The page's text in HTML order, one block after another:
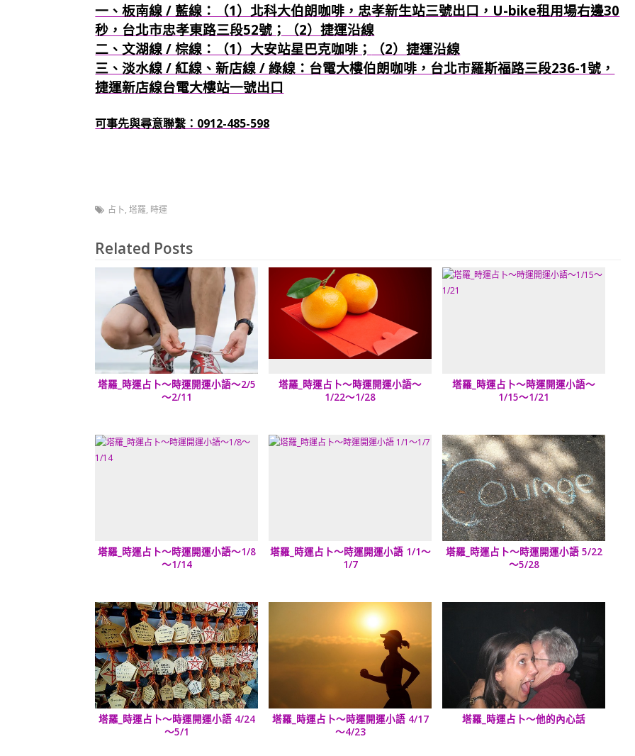
一、板南線 / 藍線：（1）北科大伯朗咖啡，忠孝新生站三號出口，U-bike租用場右邊30
秒，台北市忠孝東路三段52號；（2）捷運沿線
二、文湖線 / 棕線：（1）大安站星巴克咖啡；
（2）捷運沿線
三、淡水線 / 紅線、新店線 / 綠線：台電大樓伯朗咖啡，台北市羅斯福路三段236-1號，
捷運新店線台電大樓站一號出口
可事先與尋意聯繫：0912-485-598
占卜,塔羅, 時運
Related Posts
塔羅_時運占卜～時運開運小語～2/5
～2/11
塔羅_時運占卜～時運開運小語～
1/22～1/28
塔羅_時運占卜～時運開運小語～
1/15～1/21
塔羅_時運占卜～時運開運小語～1/8
～1/14
塔羅_時運占卜～時運開運小語 1/1～
1/7
塔羅_時運占卜～時運開運小語 5/22
～5/28
塔羅_時運占卜～時運開運小語 4/24
～5/1
塔羅_時運占卜～時運開運小語 4/17
～4/23
塔羅_時運占卜～他的內心話